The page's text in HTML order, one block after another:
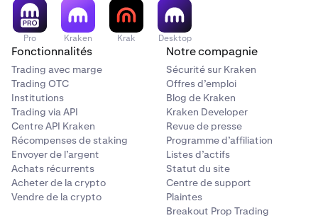
Pro Kraken Krak Desktop
Fonctionnalités
Trading avec marge
Trading OTC
Institutions
Trading via API
Centre API Kraken
Récompenses de staking
Envoyer de l’argent
Achats récurrents
Acheter de la crypto
Vendre de la crypto
Notre compagnie
Sécurité sur Kraken
Offres d’emploi
Blog de Kraken
Kraken Developer
Revue de presse
Programme d’affiliation
Listes d’actifs
Statut du site
Centre de support
Plaintes
Breakout Prop Trading